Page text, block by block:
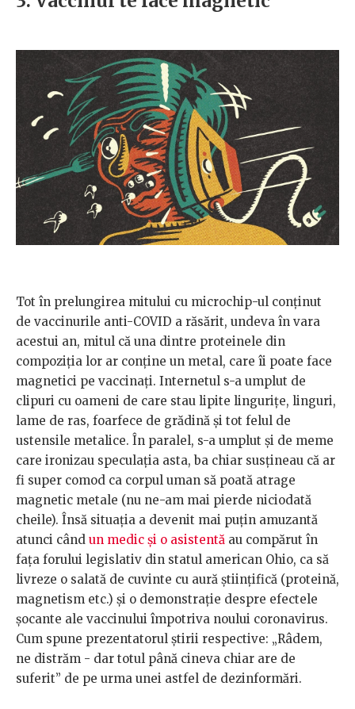
Tot în prelungirea mitului cu microchip-ul conținut
de vaccinurile anti-COVID a răsărit, undeva în vara
acestui an, mitul că una dintre proteinele din
compoziția lor ar conține un metal, care îi poate face
magnetici pe vaccinați. Internetul s-a umplut de
clipuri cu oameni de care stau lipite lingurițe, linguri,
lame de ras, foarfece de grădină și tot felul de
ustensile metalice. În paralel, s-a umplut și de meme
care ironizau speculația asta, ba chiar susțineau că ar
fi super comod ca corpul uman să poată atrage
magnetic metale (nu ne-am mai pierde niciodată
cheile). Însă situația a devenit mai puțin amuzantă
atunci când un medic și o asistentă au compărut în
fața forului legislativ din statul american Ohio, ca să
livreze o salată de cuvinte cu aură științifică (proteină,
magnetism etc.) și o demonstrație despre efectele
șocante ale vaccinului împotriva noului coronavirus.
Cum spune prezentatorul știrii respective: „Râdem,
ne distrăm - dar totul până cineva chiar are de
suferit” de pe urma unei astfel de dezinformări.